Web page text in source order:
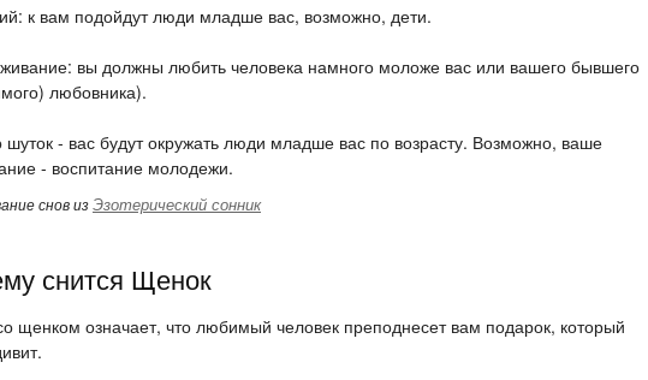
к вам подойдут люди младше вас, возможно, дети.
вы должны любить человека намного моложе вас или вашего бывшего
любовника).
шуток - вас будут окружать люди младше вас по возрасту. Возможно, ваше
- воспитание молодежи.
снов изЭзотерический сонник
снится Щенок
щенком означает, что любимый человек преподнесет вам подарок, который